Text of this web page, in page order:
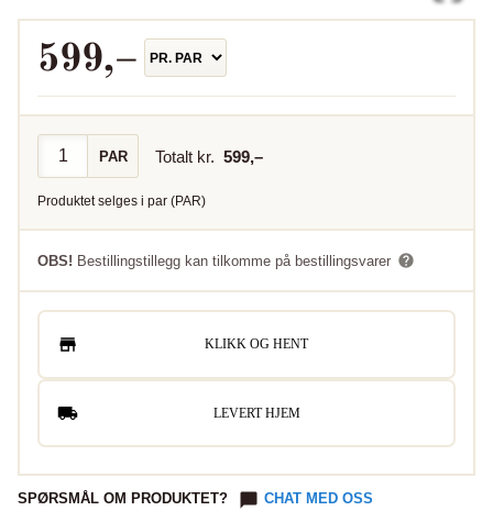
599,–
PAR Totalt kr. 599,–
Produktet selges i par (PAR)
OBS! Bestillingstillegg kan tilkomme på bestillingsvarer
KLIKK OG HENT
LEVERT HJEM
SPØRSMÅL OM PRODUKTET? CHAT MED OSS